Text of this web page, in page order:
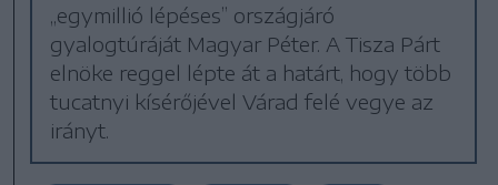
„egymillió lépéses” országjáró
gyalogtúráját Magyar Péter. A Tisza Párt
elnöke reggel lépte át a határt, hogy több
tucatnyi kísérőjével Várad felé vegye az
irányt.